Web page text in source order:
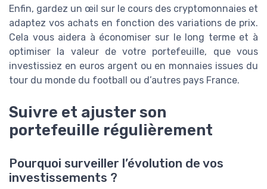
Enfin, gardez un œil sur le cours des cryptomonnaies et
adaptez vos achats en fonction des variations de prix.
Cela vous aidera à économiser sur le long terme et à
optimiser la valeur de votre portefeuille, que vous
investissiez en euros argent ou en monnaies issues du
tour du monde du football ou d’autres pays France.
Suivre et ajuster son
portefeuille régulièrement
Pourquoi surveiller l’évolution de vos
investissements ?